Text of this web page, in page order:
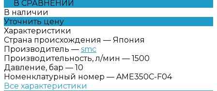
В СРАВНЕНИИ
В наличии
Уточнить цену
Характеристики
Страна происхождения — Япония
Производитель — smc
Производительность, л/мин — 1500
Давление, бар — 10
Номенклатурный номер — AME350C-F04
Все характеристики